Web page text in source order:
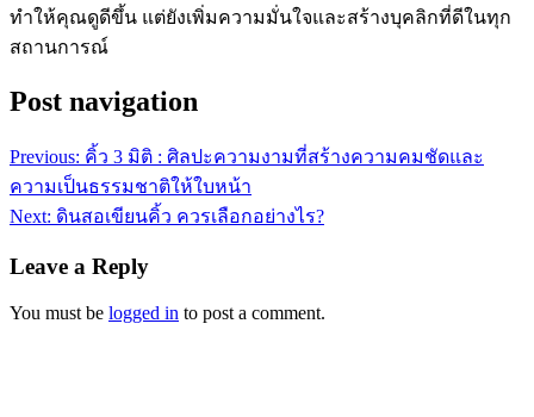
ทำให้คุณดูดีขึ้น แต่ยังเพิ่มความมั่นใจและสร้างบุคลิกที่ดีในทุก
สถานการณ์
Post navigation
Previous: คิ้ว 3 มิติ : ศิลปะความงามที่สร้างความคมชัดและ
ความเป็นธรรมชาติให้ใบหน้า
Next: ดินสอเขียนคิ้ว ควรเลือกอย่างไร?
Leave a Reply
You must be logged in to post a comment.